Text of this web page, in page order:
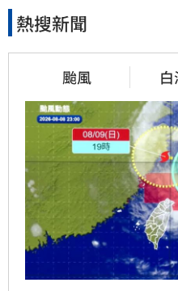
熱搜新聞
颱風